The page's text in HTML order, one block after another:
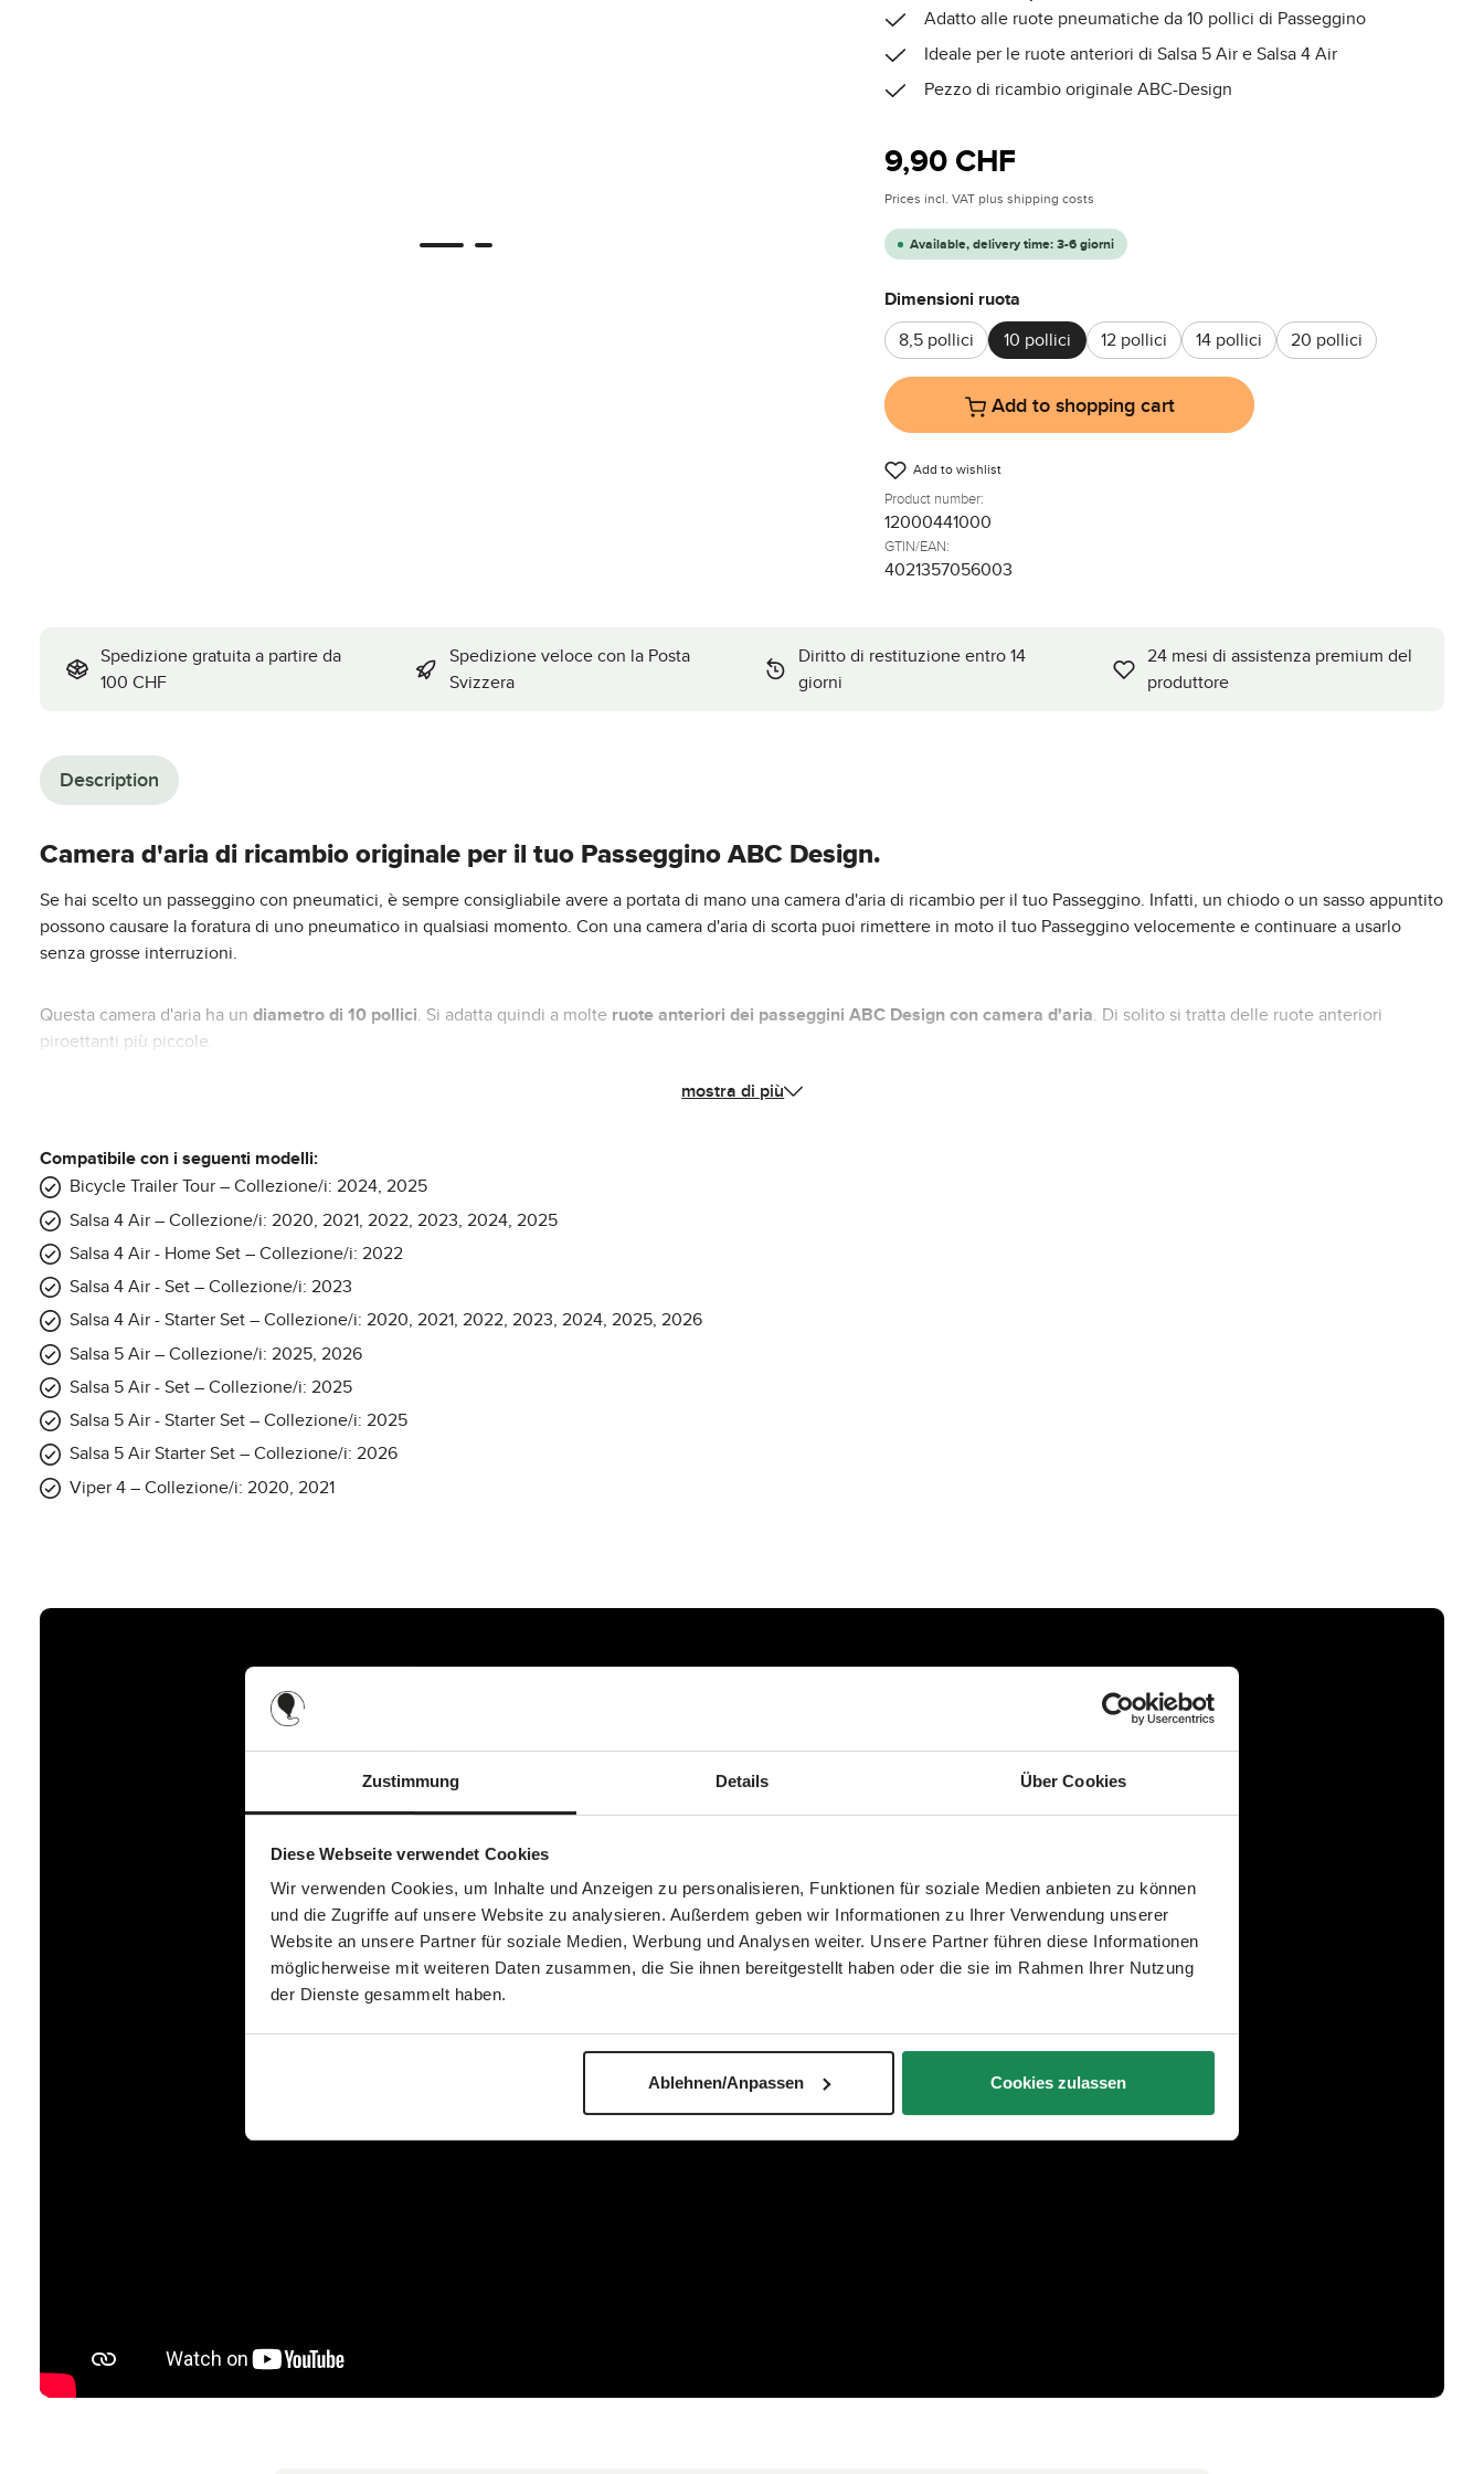
Zustimmung Details Über Cookies
Diese Webseite verwendet Cookies
Wir verwenden Cookies, um Inhalte und Anzeigen zu personalisieren, Funktionen für soziale Medien anbieten zu können
und die Zugriffe auf unsere Website zu analysieren. Außerdem geben wir Informationen zu Ihrer Verwendung unserer
Website an unsere Partner für soziale Medien, Werbung und Analysen weiter. Unsere Partner führen diese Informationen
möglicherweise mit weiteren Daten zusammen, die Sie ihnen bereitgestellt haben oder die sie im Rahmen Ihrer Nutzung
der Dienste gesammelt haben.
Ablehnen/Anpassen Cookies zulassen
Adatto alle ruote pneumatiche da 10 pollici di Passeggino
Ideale per le ruote anteriori di Salsa 5 Air e Salsa 4 Air
Pezzo di ricambio originale ABC-Design
Regular price:
9,90 CHF
Prices incl. VAT plus shipping costs
Available, delivery time: 3-6 giorni
Select
Dimensioni ruota
8,5 pollici
10 pollici 12 pollici 14 pollici 20 pollici
Add to shopping cart
Add to wishlist
Product number:
12000441000
GTIN/EAN:
4021357056003
Spedizione gratuita a partire da
100 CHF
Spedizione veloce con la Posta
Svizzera
Diritto di restituzione entro 14
giorni
24 mesi di assistenza premium del
produttore
Description
Camera d'aria di ricambio originale per il tuo Passeggino ABC Design.
Se hai scelto un passeggino con pneumatici, è sempre consigliabile avere a portata di mano una camera d'aria di ricambio per il tuo Passeggino. Infatti, un chiodo o un sasso appuntito
possono causare la foratura di uno pneumatico in qualsiasi momento. Con una camera d'aria di scorta puoi rimettere in moto il tuo Passeggino velocemente e continuare a usarlo
senza grosse interruzioni.
Questa camera d'aria ha un diametro di 10 pollici. Si adatta quindi a molte ruote anteriori dei passeggini ABC Design con camera d'aria. Di solito si tratta delle ruote anteriori
piroettanti più piccole.
Con questo ricambio originale ABC Design puoi essere certo che si adatti al tuo Passeggino ABC Design. La camera d'aria di qualità originale è dotata di una valvola angolata a 45°. In
Si adatta ai seguenti modelli di Passeggino:
Salsa 5 Air - ruota anteriore
Salsa 4 Air - ruota anteriore
Condor 4 Air - ruota anteriore
Avus 2 Air - ruota posteriore
Avus Air - ruota posteriore
Tereno Air - ruota anteriore
Dimensione ruota:10 pollici
mostra di più
Compatibile con i seguenti modelli:
Bicycle Trailer Tour – Collezione/i: 2024, 2025
Salsa 4 Air – Collezione/i: 2020, 2021, 2022, 2023, 2024, 2025
Salsa 4 Air - Home Set – Collezione/i: 2022
Salsa 4 Air - Set – Collezione/i: 2023
Salsa 4 Air - Starter Set – Collezione/i: 2020, 2021, 2022, 2023, 2024, 2025, 2026
Salsa 5 Air – Collezione/i: 2025, 2026
Salsa 5 Air - Set – Collezione/i: 2025
Salsa 5 Air - Starter Set – Collezione/i: 2025
Salsa 5 Air Starter Set – Collezione/i: 2026
Viper 4 – Collezione/i: 2020, 2021